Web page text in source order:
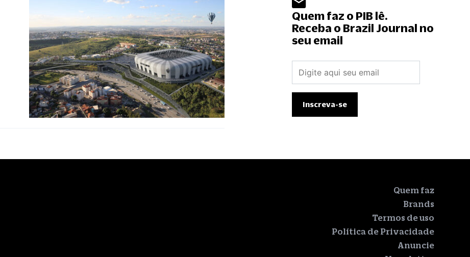
Quem faz o PIB lê.
Receba o Brazil Journal no
seu email
Quem faz
Brands
Termos de uso
Política de Privacidade
Anuncie